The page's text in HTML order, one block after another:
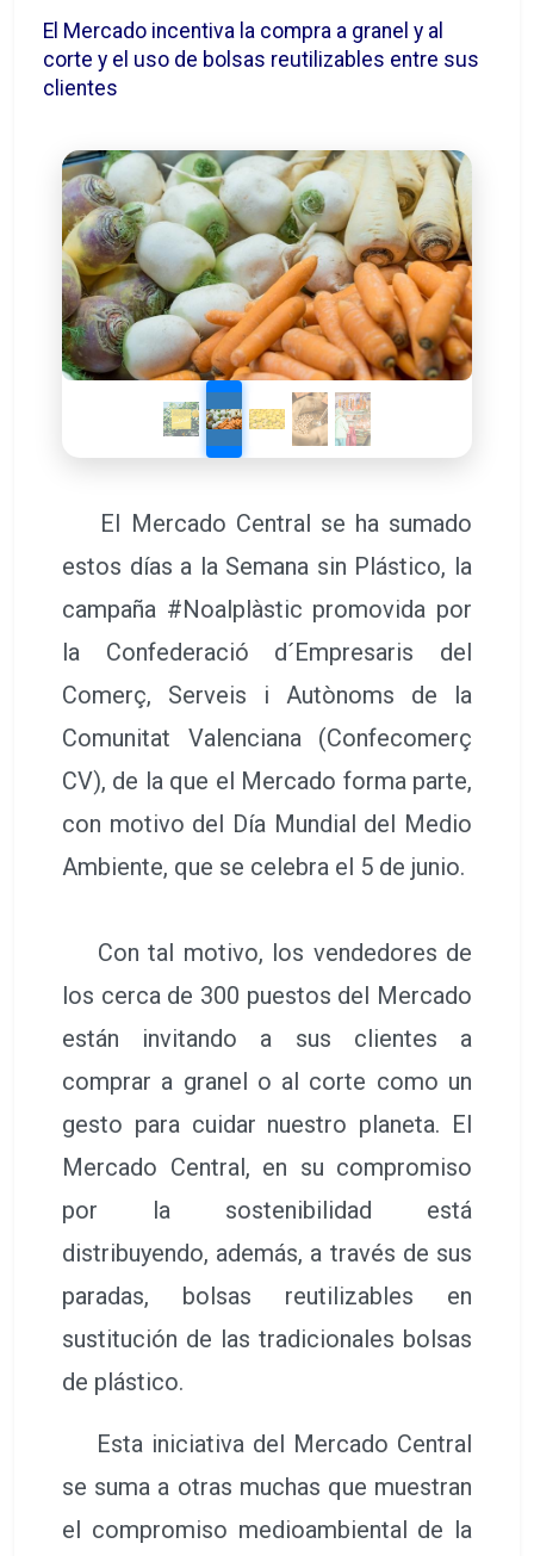
El Mercado incentiva la compra a granel y al
corte y el uso de bolsas reutilizables entre sus
clientes
El Mercado Central se ha sumado
estos días a la Semana sin Plástico, la
campaña #Noalplàstic promovida por
la Confederació d´Empresaris del
Comerç, Serveis i Autònoms de la
Comunitat Valenciana (Confecomerç
CV), de la que el Mercado forma parte,
con motivo del Día Mundial del Medio
Ambiente, que se celebra el 5 de junio.
Con tal motivo, los vendedores de
los cerca de 300 puestos del Mercado
están invitando a sus clientes a
comprar a granel o al corte como un
gesto para cuidar nuestro planeta. El
Mercado Central, en su compromiso
por la sostenibilidad está
distribuyendo, además, a través de sus
paradas, bolsas reutilizables en
sustitución de las tradicionales bolsas
de plástico.
Esta iniciativa del Mercado Central
se suma a otras muchas que muestran
el compromiso medioambiental de la